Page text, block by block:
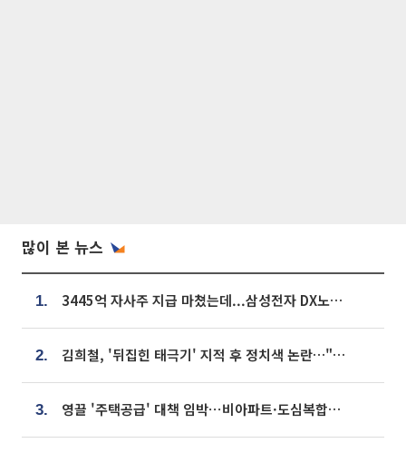
많이 본 뉴스
1. 3445억 자사주 지급 마쳤는데...삼성전자 DX노조, 뒤늦은 '떼쓰기 집회'
2. 김희철, '뒤집힌 태극기' 지적 후 정치색 논란…"좌우 떠나 우리나라 국기"
3. 영끌 '주택공급' 대책 임박⋯비아파트·도심복합까지 총동원